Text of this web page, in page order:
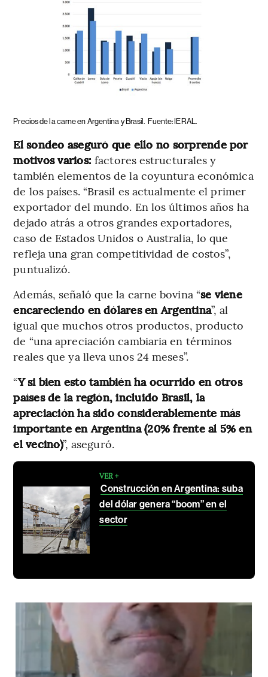
Precios de la carne en Argentina y Brasil. Fuente: IERAL.
El sondeo aseguró que ello no sorprende por
motivos varios: factores estructurales y
también elementos de la coyuntura económica
de los países. “Brasil es actualmente el primer
exportador del mundo. En los últimos años ha
dejado atrás a otros grandes exportadores,
caso de Estados Unidos o Australia, lo que
refleja una gran competitividad de costos”,
puntualizó.
Además, señaló que la carne bovina “se viene
encareciendo en dólares en Argentina”, al
igual que muchos otros productos, producto
de “una apreciación cambiaria en términos
reales que ya lleva unos 24 meses”.
“Y si bien esto también ha ocurrido en otros
países de la región, incluido Brasil, la
apreciación ha sido considerablemente más
importante en Argentina (20% frente al 5% en
el vecino)”, aseguró.
VER +
Construcción en Argentina: suba
del dólar genera “boom” en el
sector